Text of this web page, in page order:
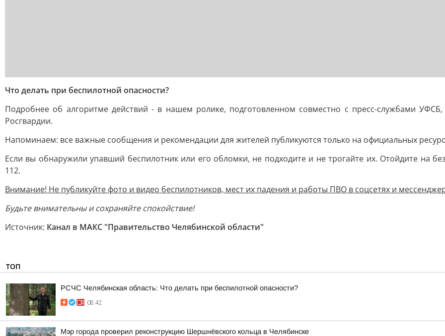
Что делать при беспилотной опасности?
Подробнее об алгоритме действий - в нашем ролике, подготовленном совместно с пресс-службами
Росгвардии.
Напоминаем: все важные сообщения и рекомендации для жителей публикуются только на официальных
Если вы обнаружили упавший беспилотник или его обломки, не подходите и не трогайте их. Отойдите на
112.
Внимание! Не публикуйте фото и видео беспилотников, мест их падения и работы ПВО в соцсетях и
Будьте внимательны и сохраняйте спокойствие!
Источник: Канал в МАКС "Правительство Челябинской области"
ТОП
РСЧС Челябинская область: Что делать при беспилотной опасности?
08:42
Мэр города проверил реконструкцию Шершнёвского кольца в Челябинске